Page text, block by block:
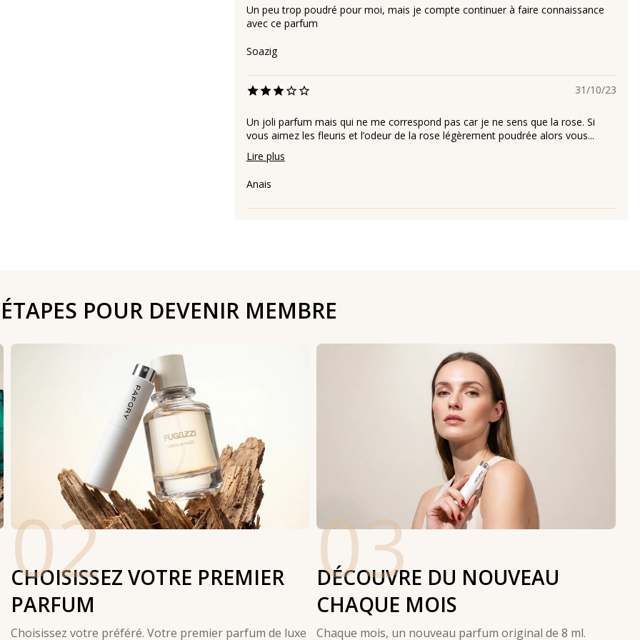
Un peu trop poudré pour moi, mais je compte continuer à faire connaissance
avec ce parfum
Soazig
31/10/23
Un joli parfum mais qui ne me correspond pas car je ne sens que la rose. Si
vous aimez les fleuris et l’odeur de la rose légèrement poudrée alors vous...
Lire plus
Anais
POUR DEVENIR MEMBRE
02
CHOISISSEZ VOTRE PREMIER
PARFUM
Choisissez votre préféré. Votre premier parfum de luxe
03
DÉCOUVRE DU NOUVEAU
CHAQUE MOIS
Chaque mois, un nouveau parfum original de 8 ml.